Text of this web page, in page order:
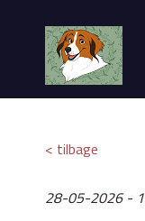
< tilbage
28-05-2026 -